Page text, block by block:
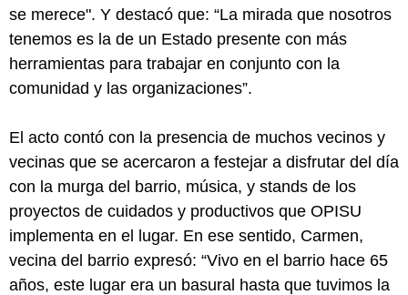
se merece". Y destacó que: “La mirada que nosotros
tenemos es la de un Estado presente con más
herramientas para trabajar en conjunto con la
comunidad y las organizaciones”.
El acto contó con la presencia de muchos vecinos y
vecinas que se acercaron a festejar a disfrutar del día
con la murga del barrio, música, y stands de los
proyectos de cuidados y productivos que OPISU
implementa en el lugar. En ese sentido, Carmen,
vecina del barrio expresó: “Vivo en el barrio hace 65
años, este lugar era un basural hasta que tuvimos la